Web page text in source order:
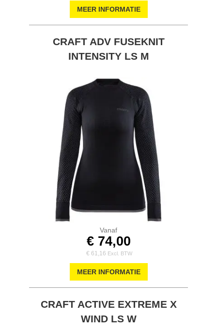
MEER INFORMATIE
CRAFT ADV FUSEKNIT
INTENSITY LS M
Vanaf
€ 74,00
€ 61,16
MEER INFORMATIE
CRAFT ACTIVE EXTREME X
WIND LS W